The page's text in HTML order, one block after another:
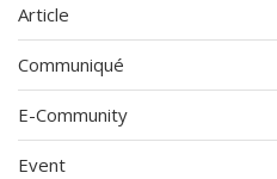
Article
Communiqué
E-Community
Event